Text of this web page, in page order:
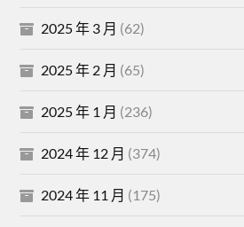
2025 年 3 月 (62)
2025 年 2 月 (65)
2025 年 1 月 (236)
2024 年 12 月 (374)
2024 年 11 月 (175)